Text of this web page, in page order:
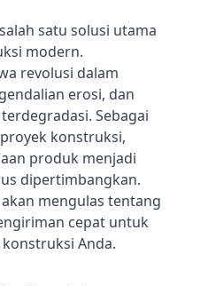
satu solusi utama
modern.
revolusi dalam
erosi, dan
Sebagai
konstruksi,
produk menjadi
dipertimbangkan.
mengulas tentang
cepat untuk
Anda.